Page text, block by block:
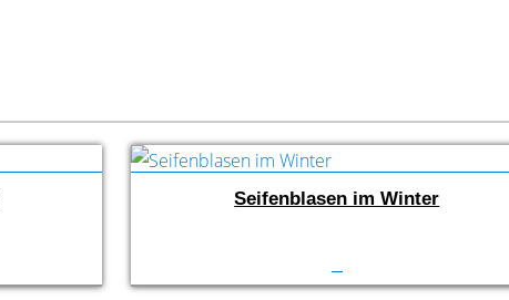
Seifenblasen im Winter